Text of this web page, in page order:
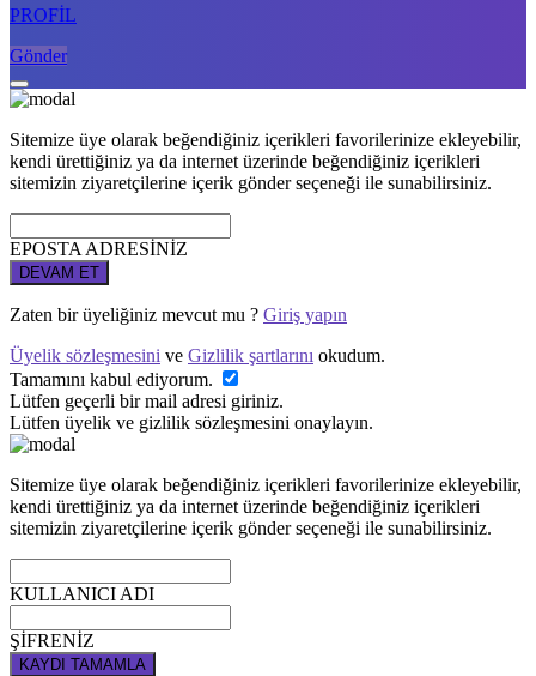
PROFİL
Gönder
Sitemize üye olarak beğendiğiniz içerikleri favorilerinize ekleyebilir,
kendi ürettiğiniz ya da internet üzerinde beğendiğiniz içerikleri
sitemizin ziyaretçilerine içerik gönder seçeneği ile sunabilirsiniz.
EPOSTA ADRESİNİZ
DEVAM ET
Zaten bir üyeliğiniz mevcut mu ? Giriş yapın
Üyelik sözleşmesini ve Gizlilik şartlarını okudum.
Tamamını kabul ediyorum.
Lütfen geçerli bir mail adresi giriniz.
Lütfen üyelik ve gizlilik sözleşmesini onaylayın.
Sitemize üye olarak beğendiğiniz içerikleri favorilerinize ekleyebilir,
kendi ürettiğiniz ya da internet üzerinde beğendiğiniz içerikleri
sitemizin ziyaretçilerine içerik gönder seçeneği ile sunabilirsiniz.
KULLANICI ADI
ŞİFRENİZ
KAYDI TAMAMLA